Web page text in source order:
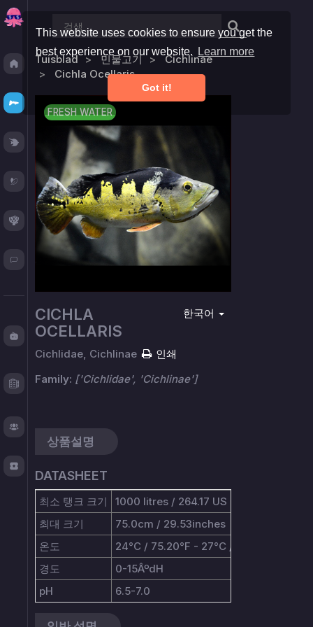
This website uses cookies to ensure you get the
best experience on our website.
Learn more
Got it!
Discover
Fresh
Plants
Corals
Blog
Fishy
Test
Tuisblad 민물고기
Cichlinae
Cichla Ocellaris
FRESH WATER
한국어
CICHLA
OCELLARIS
Cichlidae, Cichlinae
인쇄
Family: ['Cichlidae', 'Cichlinae']
상품설명
DATASHEET
최소 탱크 크기
1000 litres / 264.17 US gallons
최대 크기
75.0cm / 29.53inches
온도
24°C / 75.20°F - 27°C / 80.60°F
경도
0-15ÂºdH
pH
6.5-7.0